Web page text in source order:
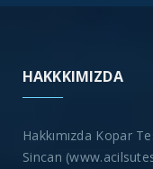
HAKKKIMIZDA
Hakkımızda Kopar
Sincan